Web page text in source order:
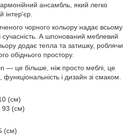
ансамбль, який легко
інтер'єр.
чорного кольору надає всьому
сучасність. А шпонований меблевий
додає тепла та затишку, роблячи
обіднього простору.
— це більше, ніж просто меблі, це
функціональність і дизайн зі смаком.
(см)
93 (см)
(см)